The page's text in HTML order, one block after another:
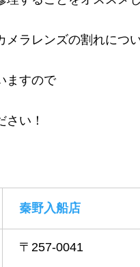
メラレンズの割れにつ
ますので
い！
秦野入船店
〒257-0041